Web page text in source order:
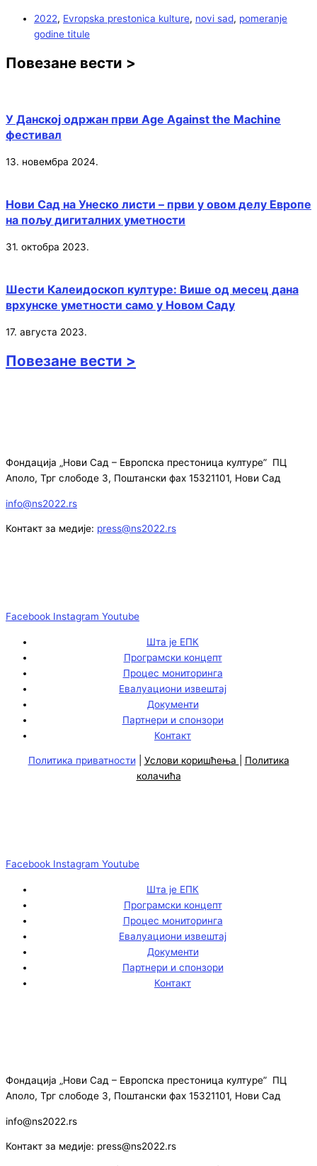
2022, Evropska prestonica kulture, novi sad, pomeranje
godine titule
Повезане вести >
У Данској одржан први Age Against the Machine
фестивал
13. новембра 2024.
Нови Сад на Унеско листи – први у овом делу Европе
на пољу дигиталних уметности
31. октобра 2023.
Шести Калеидоскоп културе: Више од месец дана
врхунске уметности само у Новом Саду
17. августа 2023.
Повезане вести >
Фондација „Нови Сад – Европска престоница културе” ПЦ
Аполо, Трг слободе 3, Поштански фах 15321101, Нови Сад
info@ns2022.rs
Контакт за медије: press@ns2022.rs
Facebook Instagram Youtube
Шта је ЕПК
Програмски концепт
Процес мониторинга
Евалуациони извештај
Документи
Партнери и спонзори
Контакт
Политика приватности Услови коришћења
Политика
колачића
Facebook Instagram Youtube
Шта је ЕПК
Програмски концепт
Процес мониторинга
Евалуациони извештај
Документи
Партнери и спонзори
Контакт
Фондација „Нови Сад – Европска престоница културе” ПЦ
Аполо, Трг слободе 3, Поштански фах 15321101, Нови Сад
info@ns2022.rs
Контакт за медије: press@ns2022.rs